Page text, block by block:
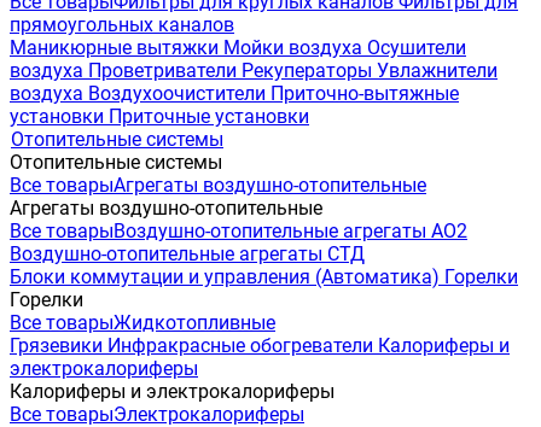
прямоугольных каналов
Маникюрные вытяжки Мойки воздуха Осушители
воздуха Проветриватели Рекуператоры Увлажнители
воздуха Воздухоочистители Приточно-вытяжные
установки Приточные установки
Отопительные системы
Отопительные системы
Все товарыАгрегаты воздушно-отопительные
Агрегаты воздушно-отопительные
Все товарыВоздушно-отопительные агрегаты АО2
Воздушно-отопительные агрегаты СТД
Блоки коммутации и управления (Автоматика) Горелки
Горелки
Все товарыЖидкотопливные
Грязевики Инфракрасные обогреватели Калориферы и
электрокалориферы
Калориферы и электрокалориферы
Все товарыЭлектрокалориферы